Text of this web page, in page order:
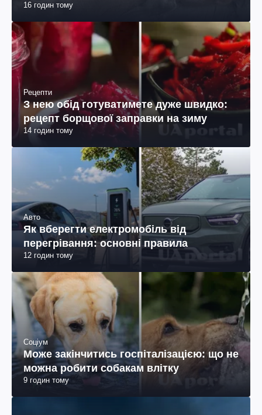
16 годин тому
Рецепти
З нею обід готуватимете дуже швидко:
рецепт борщової заправки на зиму
14 годин тому
Авто
Як вберегти електромобіль від
перегрівання: основні правила
12 годин тому
Соціум
Може закінчитись госпіталізацією: що не
можна робити собакам влітку
9 годин тому